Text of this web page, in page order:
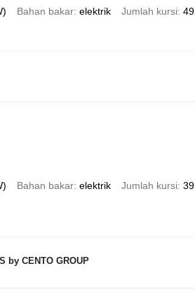
Bahan bakar elektrik Jumlah kursi 49
Bahan bakar elektrik Jumlah kursi 39
by CENTO GROUP